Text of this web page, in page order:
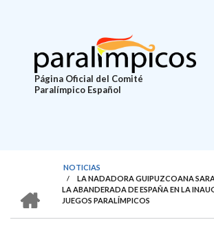
principal
Página Oficial del Comité
Paralímpico Español
SOBRESCRIBIR
ENLACES
NOTICIAS
/
LA NADADORA GUIPUZCOANA SARA
LA ABANDERADA DE ESPAÑA EN LA
JUEGOS PARALÍMPICOS